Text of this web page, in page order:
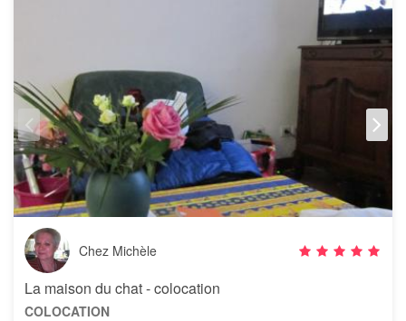
Chez Michèle
La maison du chat - colocation
COLOCATION